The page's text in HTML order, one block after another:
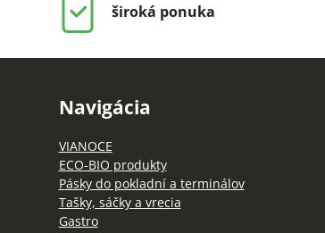
široká ponuka
Navigácia
VIANOCE
ECO-BIO produkty
Pásky do pokladní a terminálov
Tašky, sáčky a vrecia
Gastro